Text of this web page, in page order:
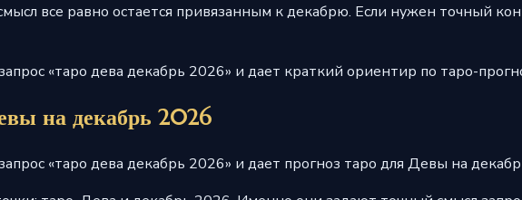
все равно остается привязанным к декабрю. Если нужен точный
«таро дева декабрь 2026» и дает краткий ориентир по таро-
на декабрь 2026
«таро дева декабрь 2026» и дает прогноз таро для Девы на